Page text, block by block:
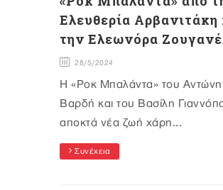
Ελευθερία Αρβανιτάκη
την Ελεωνόρα
28/5/2024
H «Ροκ Μπαλάντα» του Αντώνη
Βαρδή και του Βασίλη
αποκτά νέα ζωή χάρη...
Συνέχεια